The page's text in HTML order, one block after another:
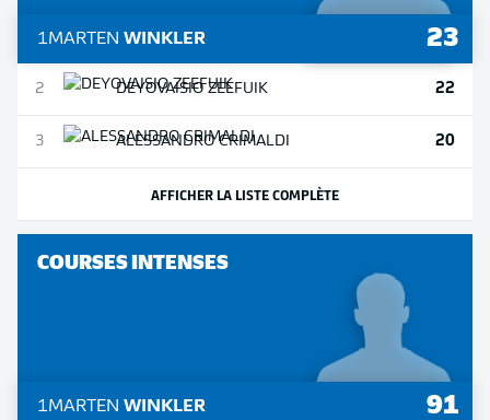
1MARTEN WINKLER 23
2 DEYOVAISIOZEEFUIK 22
3 ALESSANDROCRIMALDI 20
AFFICHER LA LISTE COMPLÈTE
COURSES INTENSES
1MARTEN WINKLER 91